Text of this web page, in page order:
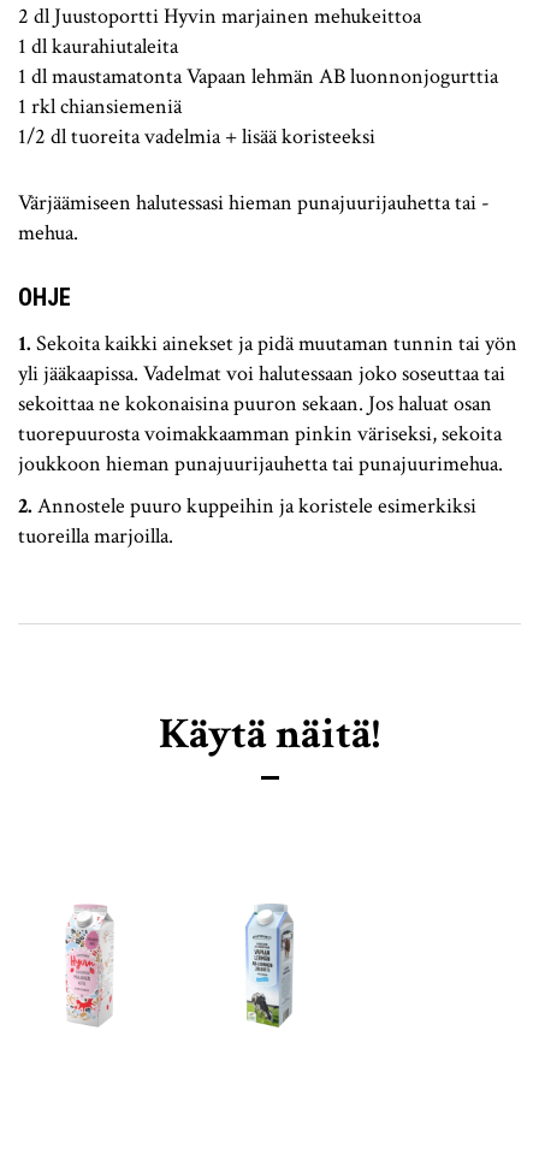
2 dl Juustoportti Hyvin marjainen mehukeittoa
1 dl kaurahiutaleita
1 dl maustamatonta Vapaan lehmän AB luonnonjogurttia
1 rkl chiansiemeniä
1/2 dl tuoreita vadelmia + lisää koristeeksi
Värjäämiseen halutessasi hieman punajuurijauhetta tai -
mehua.
OHJE
Sekoita kaikki ainekset ja pidä muutaman tunnin tai yön
yli jääkaapissa. Vadelmat voi halutessaan joko soseuttaa tai
sekoittaa ne kokonaisina puuron sekaan. Jos haluat osan
tuorepuurosta voimakkaamman pinkin väriseksi, sekoita
joukkoon hieman punajuurijauhetta tai punajuurimehua.
Annostele puuro kuppeihin ja koristele esimerkiksi
tuoreilla marjoilla.
Käytä näitä!